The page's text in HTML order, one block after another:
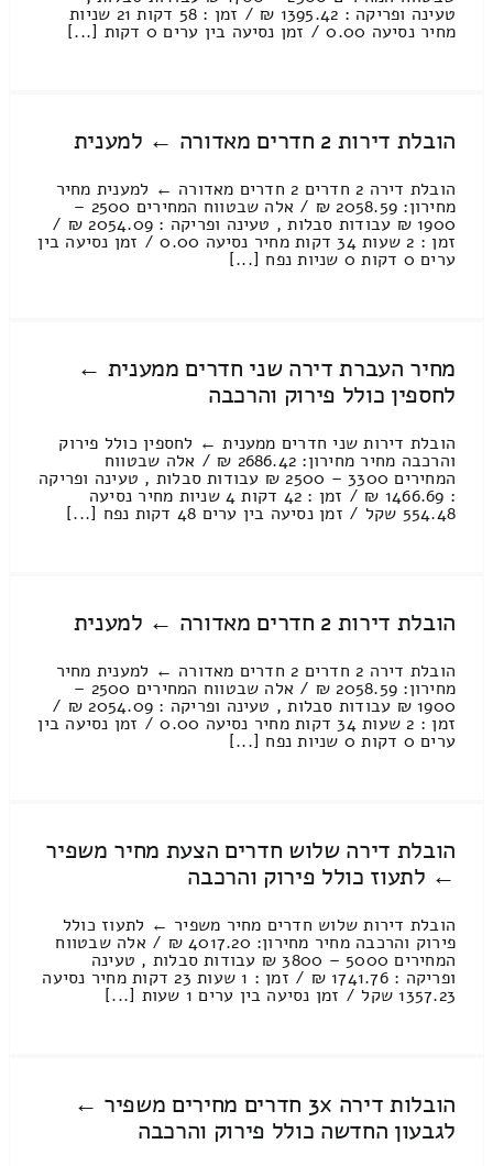
טעינה ופריקה : 1395.42 ₪ / זמן : 58 דקות 21 שניות
מחיר נסיעה 0.00 / זמן נסיעה בין ערים 0 דקות [...]
הובלת דירות 2 חדרים מאדורה ← למענית
הובלת דירה 2 חדרים 2 חדרים מאדורה ← למענית מחיר
מחירון: 2058.59 ₪ / אלה שבטווח המחירים 2500 –
1900 ₪ עבודות סבלות , טעינה ופריקה : 2054.09 ₪ /
זמן : 2 שעות 34 דקות מחיר נסיעה 0.00 / זמן נסיעה בין
ערים 0 דקות 0 שניות נפח [...]
מחיר העברת דירה שני חדרים ממענית ←
לחספין כולל פירוק והרכבה
הובלת דירות שני חדרים ממענית ← לחספין כולל פירוק
והרכבה מחיר מחירון: 2686.42 ₪ / אלה שבטווח
המחירים 3300 – 2500 ₪ עבודות סבלות , טעינה ופריקה
: 1466.69 ₪ / זמן : 42 דקות 4 שניות מחיר נסיעה
554.48 שקל / זמן נסיעה בין ערים 48 דקות נפח [...]
הובלת דירות 2 חדרים מאדורה ← למענית
הובלת דירה 2 חדרים 2 חדרים מאדורה ← למענית מחיר
מחירון: 2058.59 ₪ / אלה שבטווח המחירים 2500 –
1900 ₪ עבודות סבלות , טעינה ופריקה : 2054.09 ₪ /
זמן : 2 שעות 34 דקות מחיר נסיעה 0.00 / זמן נסיעה בין
ערים 0 דקות 0 שניות נפח [...]
הובלת דירה שלוש חדרים הצעת מחיר משפיר
← לתעוז כולל פירוק והרכבה
הובלת דירות שלוש חדרים מחיר משפיר ← לתעוז כולל
פירוק והרכבה מחיר מחירון: 4017.20 ₪ / אלה שבטווח
המחירים 5000 – 3800 ₪ עבודות סבלות , טעינה
ופריקה : 1741.76 ₪ / זמן : 1 שעות 23 דקות מחיר נסיעה
1357.23 שקל / זמן נסיעה בין ערים 1 שעות [...]
הובלות דירה 3x חדרים מחירים משפיר ←
לגבעון החדשה כולל פירוק והרכבה